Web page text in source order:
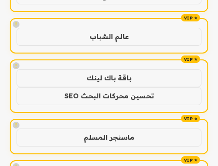
!
عالم الشباب
!
باقة باك لينك
تحسين محركات البحث SEO
!
ماسنجر المسلم